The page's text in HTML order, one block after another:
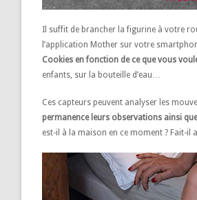
Il suffit de brancher la figurine à votre
l’application Mother sur votre
Cookies en fonction de ce que vous
enfants, sur la bouteille d’eau…
Ces capteurs peuvent analyser les
permanence leurs observations ainsi
est-il à la maison en ce moment ? Fait-il